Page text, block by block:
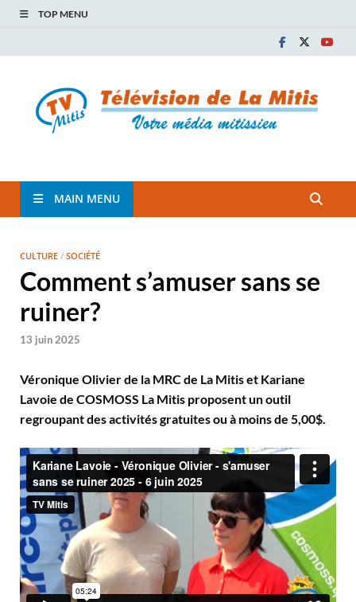
TOP MENU
TVM
MAIN MENU
CULTURE / SOCIÉTÉ
Comment s’amuser sans se
ruiner?
13 juin 2025
Véronique Olivier de la MRC de La Mitis et Kariane
Lavoie de COSMOSS La Mitis proposent un outil
regroupant des activités gratuites ou à moins de 5,00$.